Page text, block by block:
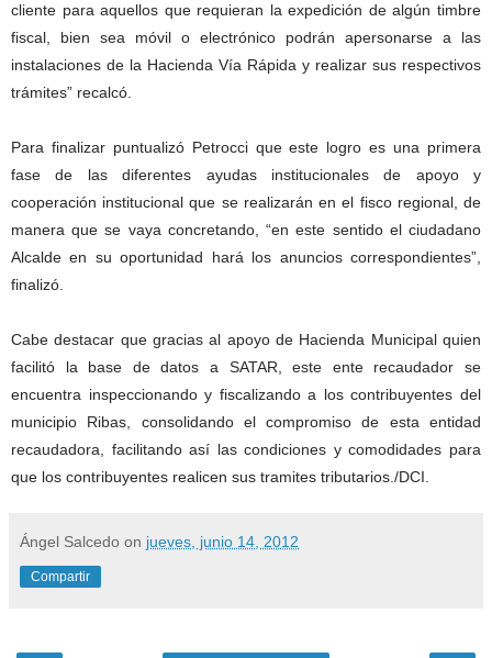
cliente para aquellos que requieran la expedición de algún timbre
fiscal, bien sea móvil o electrónico podrán apersonarse a las
instalaciones de la Hacienda Vía Rápida y realizar sus respectivos
trámites” recalcó.
Para finalizar puntualizó Petrocci que este logro es una primera
fase de las diferentes ayudas institucionales de apoyo y
cooperación institucional que se realizarán en el fisco regional, de
manera que se vaya concretando, “en este sentido el ciudadano
Alcalde en su oportunidad hará los anuncios correspondientes”,
finalizó.
Cabe destacar que gracias al apoyo de Hacienda Municipal quien
facilitó la base de datos a SATAR, este ente recaudador se
encuentra inspeccionando y fiscalizando a los contribuyentes del
municipio Ribas, consolidando el compromiso de esta entidad
recaudadora, facilitando así las condiciones y comodidades para
que los contribuyentes realicen sus tramites tributarios./DCI.
Ángel Salcedo on jueves, junio 14, 2012
Compartir